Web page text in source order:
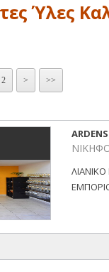
Ύλες
2 > >>